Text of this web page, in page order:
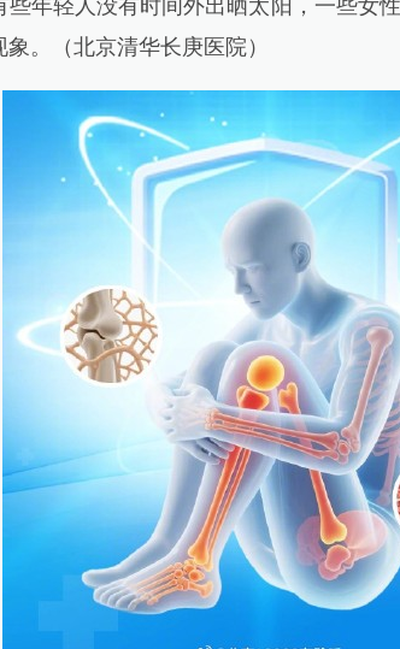
些年轻人没有时间外出晒太阳，一些女
。（北京清华长庚医院）